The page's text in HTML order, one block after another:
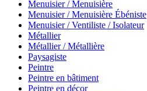
Menuisier / Menuisière
Menuisier / Menuisière Ébéniste
Menuisier / Ventiliste / Isolateur
Métallier
Métallier / Métallière
Paysagiste
Peintre
Peintre en bâtiment
Peintre en décor